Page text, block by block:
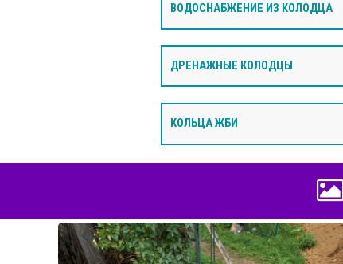
ВОДОСНАБЖЕНИЕ ИЗ КОЛОДЦА
ДРЕНАЖНЫЕ КОЛОДЦЫ
КОЛЬЦА ЖБИ